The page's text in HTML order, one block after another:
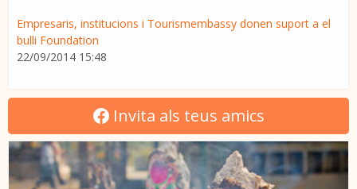
Empresaris, institucions i Tourismembassy donen suport a el
bulli Foundation
22/09/2014 15:48
Invita als teus amics